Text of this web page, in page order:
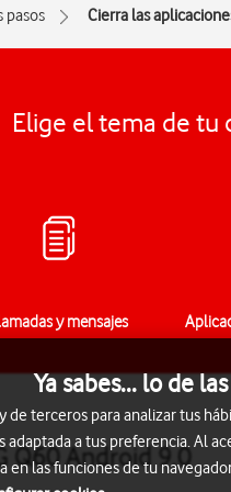
pasos Cierra las
Elige el tema de tu
y mensajes
Q60 Android 9.0
Ya sabes... lo de
de terceros para analizar tus
a tus preferencia. Al
las funciones de tu